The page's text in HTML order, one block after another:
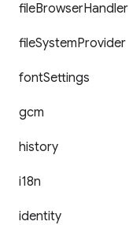
fileBrowserHandler
fileSystemProvider
fontSettings
gcm
history
i18n
identity